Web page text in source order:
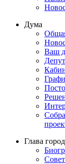
Дума
Ваш
Глава